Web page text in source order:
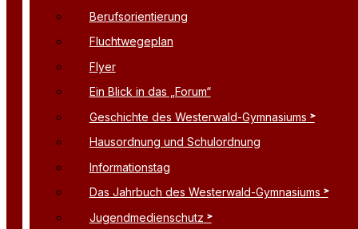
Berufsorientierung
Fluchtwegeplan
Flyer
Ein Blick in das „Forum“
Geschichte des Westerwald-Gymnasiums
Hausordnung und Schulordnung
Informationstag
Das Jahrbuch des Westerwald-Gymnasiums
Jugendmedienschutz